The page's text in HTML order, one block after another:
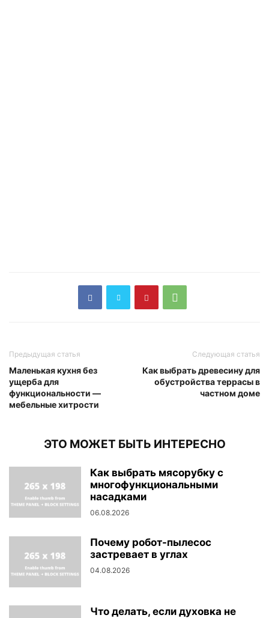
Предыдущая статья
Маленькая кухня без
ущерба для
функциональности —
мебельные хитрости
Следующая статья
Как выбрать древесину для
обустройства террасы в
частном доме
ЭТО МОЖЕТ БЫТЬ ИНТЕРЕСНО
Как выбрать мясорубку с
многофункциональными
насадками
06.08.2026
Почему робот-пылесос
застревает в углах
04.08.2026
Что делать, если духовка не